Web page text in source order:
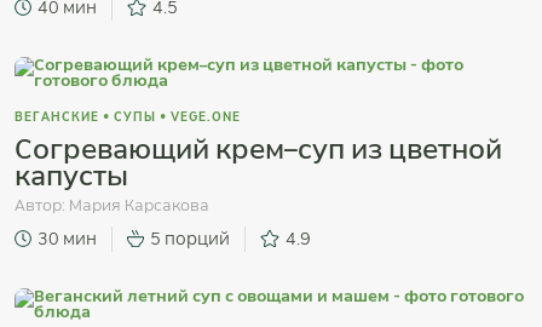
40 мин 4.5
ВЕГАНСКИЕ • СУПЫ • VEGE.ONE
Согревающий крем–суп из цветной
капусты
Автор: Мария Карсакова
30 мин 5 порций 4.9